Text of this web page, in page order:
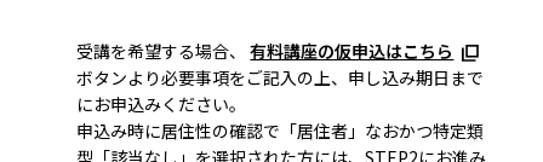
受講を希望する場合、有料講座の仮申込はこちら
ボタンより必要事項をご記入の上、申し込み期日まで
にお申込みください。
申込み時に居住性の確認で「居住者」なおかつ特定類
型「該当なし」を選択された方には、STEP2にお進み